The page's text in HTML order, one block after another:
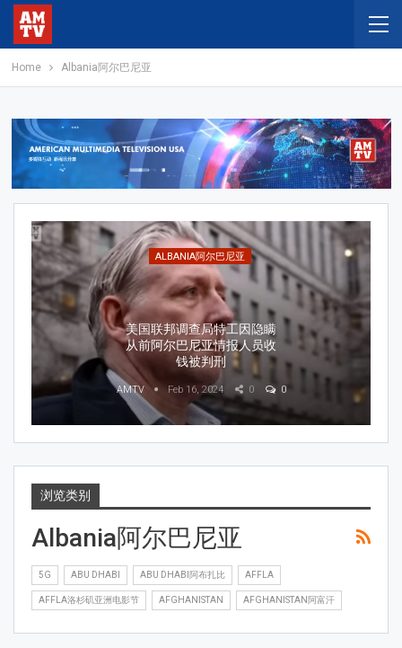
Home Albania阿尔巴尼亚
ALBANIA阿尔巴尼亚
美国联邦调查局特工因隐瞒
从前阿尔巴尼亚情报人员收
钱被判刑
AMTV Feb 16, 2024 0 0
浏览类别
Albania阿尔巴尼亚
5G ABU DHABI ABU DHABI阿布扎比 AFFLA
AFFLA洛杉矶亚洲电影节 AFGHANISTAN AFGHANISTAN阿富汗